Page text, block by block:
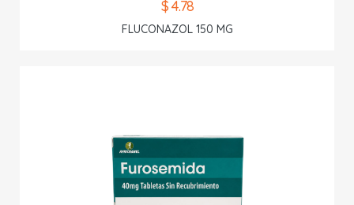
$ 4.78
FLUCONAZOL 150 MG